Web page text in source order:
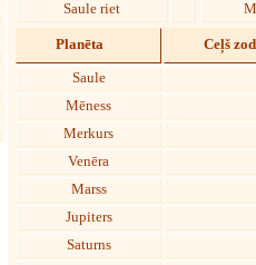
Saule riet
Planēta Ceļš
Saule
Mēness
Merkurs
Venēra
Marss
Jupiters
Saturns